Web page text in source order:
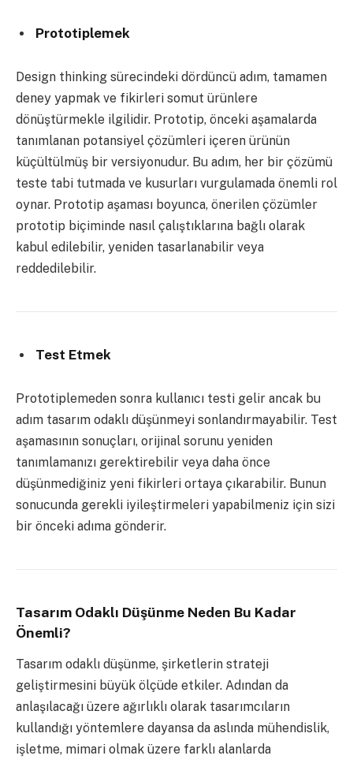
Prototiplemek
Design thinking sürecindeki dördüncü adım, tamamen
deney yapmak ve fikirleri somut ürünlere
dönüştürmekle ilgilidir. Prototip, önceki aşamalarda
tanımlanan potansiyel çözümleri içeren ürünün
küçültülmüş bir versiyonudur. Bu adım, her bir çözümü
teste tabi tutmada ve kusurları vurgulamada önemli rol
oynar. Prototip aşaması boyunca, önerilen çözümler
prototip biçiminde nasıl çalıştıklarına bağlı olarak
kabul edilebilir, yeniden tasarlanabilir veya
reddedilebilir.
Test Etmek
Prototiplemeden sonra kullanıcı testi gelir ancak bu
adım tasarım odaklı düşünmeyi sonlandırmayabilir. Test
aşamasının sonuçları, orijinal sorunu yeniden
tanımlamanızı gerektirebilir veya daha önce
düşünmediğiniz yeni fikirleri ortaya çıkarabilir. Bunun
sonucunda gerekli iyileştirmeleri yapabilmeniz için sizi
bir önceki adıma gönderir.
Tasarım Odaklı Düşünme Neden Bu Kadar
Önemli?
Tasarım odaklı düşünme, şirketlerin strateji
geliştirmesini büyük ölçüde etkiler. Adından da
anlaşılacağı üzere ağırlıklı olarak tasarımcıların
kullandığı yöntemlere dayansa da aslında mühendislik,
işletme, mimari olmak üzere farklı alanlarda